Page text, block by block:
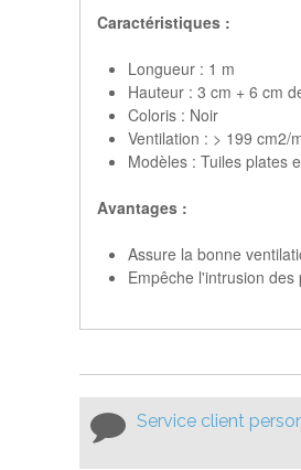
Caractéristiques :
Longueur : 1 m
Hauteur : 3 cm + 6 cm
Coloris : Noir
Ventilation : > 199 cm2/
Modèles : Tuiles plates
Avantages :
Assure la bonne
Empêche l'intrusion
Service client